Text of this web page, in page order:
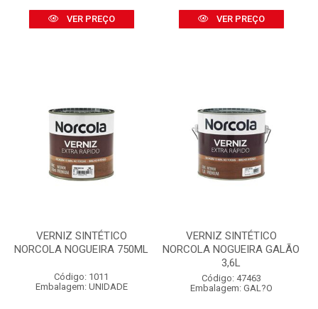
VER PREÇO VER PREÇO
VERNIZ SINTÉTICO
NORCOLA NOGUEIRA 750ML
Código: 1011
Embalagem: UNIDADE
VERNIZ SINTÉTICO
NORCOLA NOGUEIRA GALÃO
3,6L
Código: 47463
Embalagem: GAL?O